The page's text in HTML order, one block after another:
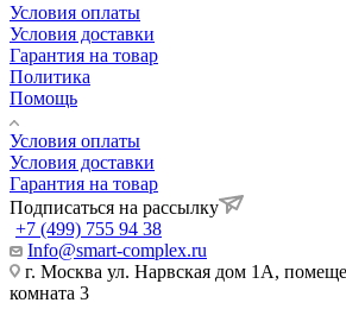
Условия оплаты
Условия доставки
Гарантия на товар
Политика
Помощь
Условия оплаты
Условия доставки
Гарантия на товар
Подписаться на рассылку
+7 (499) 755 94 38
Info@smart-complex.ru
г. Москва ул. Нарвская дом 1А,
комната 3